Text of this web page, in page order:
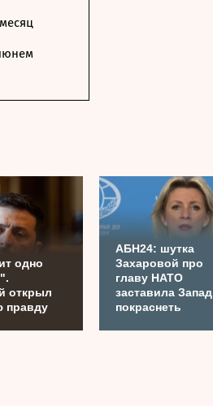
одно
открыл
правду
АБН24: шутка
Захаровой про
главу НАТО
заставила Запад
покраснеть